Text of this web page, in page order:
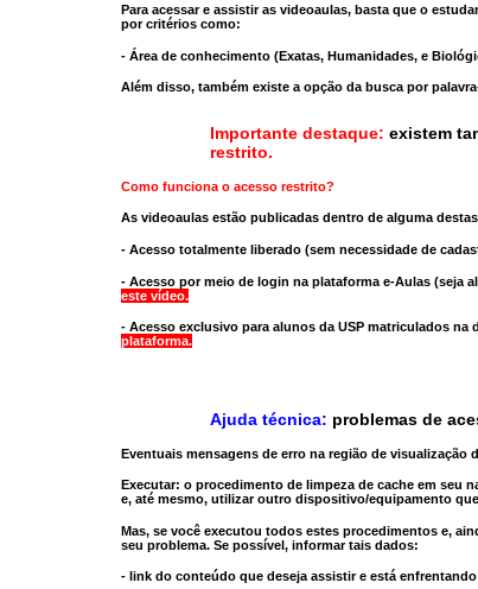
Para acessar e assistir as videoaulas, basta que o
por critérios como:
- Área de conhecimento (Exatas, Humanidades, e
Além disso, também existe a opção da busca por
Importante destaque: existem
restrito.
Como funciona o acesso restrito?
As videoaulas estão publicadas dentro de alguma
- Acesso totalmente liberado (sem necessidade de
- Acesso por meio de login na plataforma e-Aulas (seja
este vídeo.
- Acesso exclusivo para alunos da USP matriculados na
plataforma.
Ajuda técnica: problemas de
Eventuais mensagens de erro na região de
Executar: o procedimento de limpeza de cache em seu
e, até mesmo, utilizar outro dispositivo/equipamento
Mas, se você executou todos estes procedimentos e,
seu problema. Se possível, informar tais dados:
- link do conteúdo que deseja assistir e está